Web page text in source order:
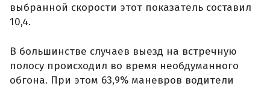
выбранной скорости этот показатель составил
10,4.
В большинстве случаев выезд на встречную
полосу происходил во время необдуманного
обгона. При этом 63,9% маневров водители